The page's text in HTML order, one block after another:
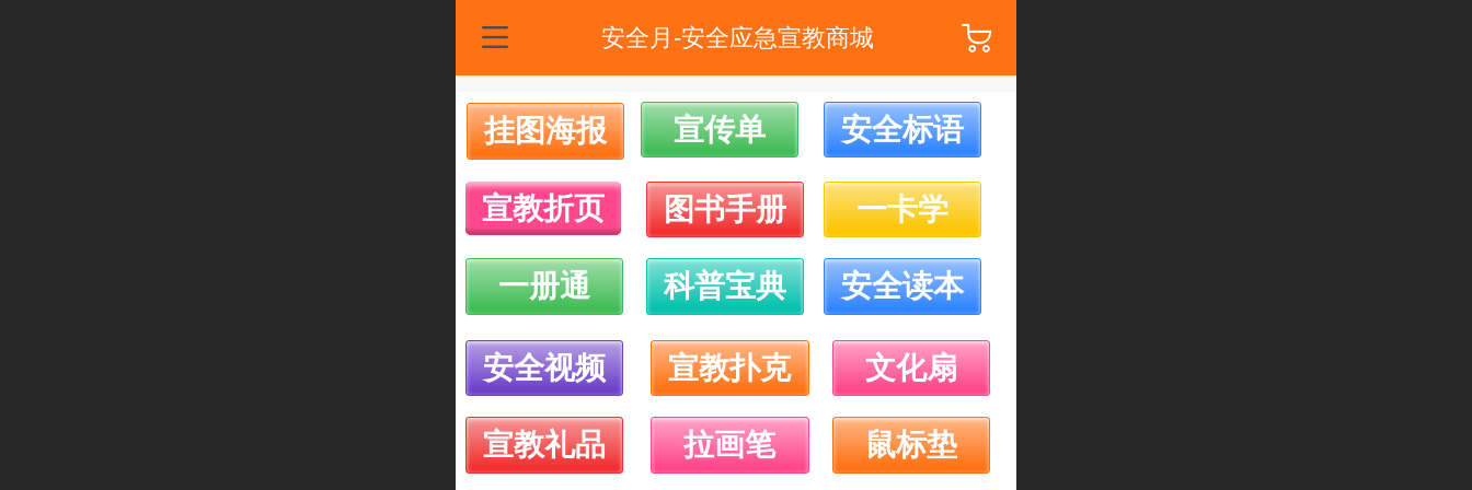
安全月-安全应急宣教商城
挂图海报 宣传单 安全标语
宣教折页 图书手册 一卡学
一册通 科普宝典 安全读本
安全视频
宣教礼品
宣教扑克
拉画笔
文化扇
鼠标垫